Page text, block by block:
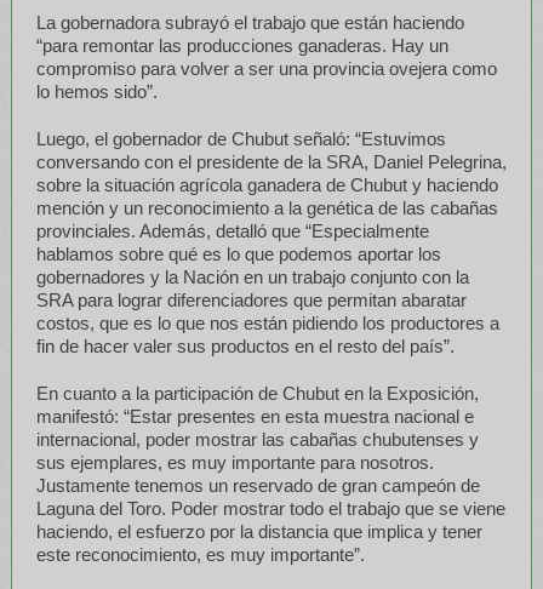
La gobernadora subrayó el trabajo que están haciendo
“para remontar las producciones ganaderas. Hay un
compromiso para volver a ser una provincia ovejera como
lo hemos sido”.
Luego, el gobernador de Chubut señaló: “Estuvimos
conversando con el presidente de la SRA, Daniel Pelegrina,
sobre la situación agrícola ganadera de Chubut y haciendo
mención y un reconocimiento a la genética de las cabañas
provinciales. Además, detalló que “Especialmente
hablamos sobre qué es lo que podemos aportar los
gobernadores y la Nación en un trabajo conjunto con la
SRA para lograr diferenciadores que permitan abaratar
costos, que es lo que nos están pidiendo los productores a
fin de hacer valer sus productos en el resto del país”.
En cuanto a la participación de Chubut en la Exposición,
manifestó: “Estar presentes en esta muestra nacional e
internacional, poder mostrar las cabañas chubutenses y
sus ejemplares, es muy importante para nosotros.
Justamente tenemos un reservado de gran campeón de
Laguna del Toro. Poder mostrar todo el trabajo que se viene
haciendo, el esfuerzo por la distancia que implica y tener
este reconocimiento, es muy importante”.